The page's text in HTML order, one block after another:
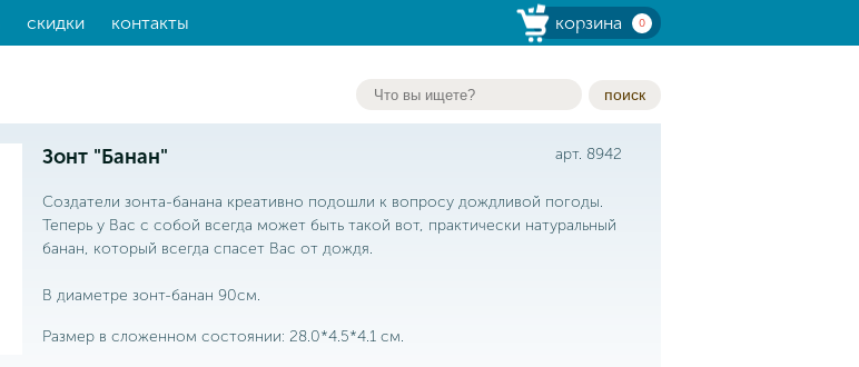
скидки контакты корзина 0
поиск
Зонт "Банан" арт. 8942
Создатели зонта-банана креативно подошли к вопросу дождливой погоды.
Теперь у Вас с собой всегда может быть такой вот, практически натуральный
банан, который всегда спасет Вас от дождя.
В диаметре зонт-банан 90см.
Размер в сложенном состоянии: 28.0*4.5*4.1 см.